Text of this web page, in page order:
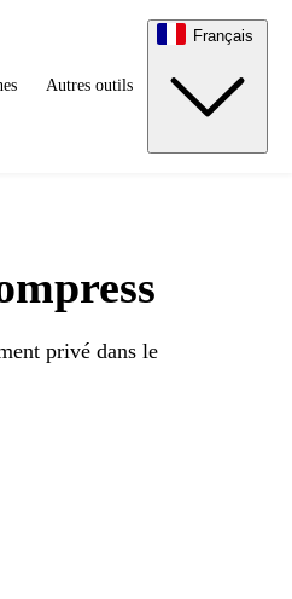
Autres outils
Français
privé dans le